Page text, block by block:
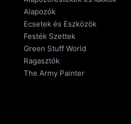
Alapozók
Ecsetek és Eszközök
Festék Szettek
Green Stuff World
Ragasztók
The Army Painter